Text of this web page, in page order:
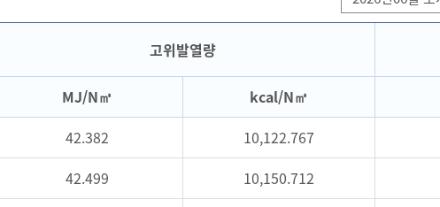
고위발열량
MJ/N㎥
kcal/N㎥
42.382 10,122.767
42.499 10,150.712